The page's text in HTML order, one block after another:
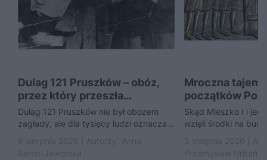
Dulag 121 Pruszków – obóz,
przez który przeszła
Warszawa
Dulag 121 Pruszków nie był obozem
zagłady, ale dla tysięcy ludzi oznaczał
Mroczna
początków
Piastowie
niewolnikami?
Skąd Mieszko I i
wzięli środki na